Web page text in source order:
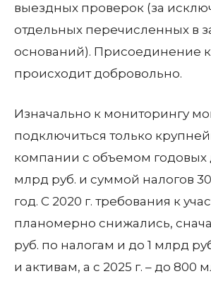
выездных проверок (за
отдельных перечисленных в
оснований). Присоединение
происходит добровольно.
Изначально к мониторингу
подключиться только
компании с объемом годовых
млрд руб. и суммой налогов
год. С 2020 г. требования к
планомерно снижались,
руб. по налогам и до 1 млрд
и активам, а с 2025 г. – до 800